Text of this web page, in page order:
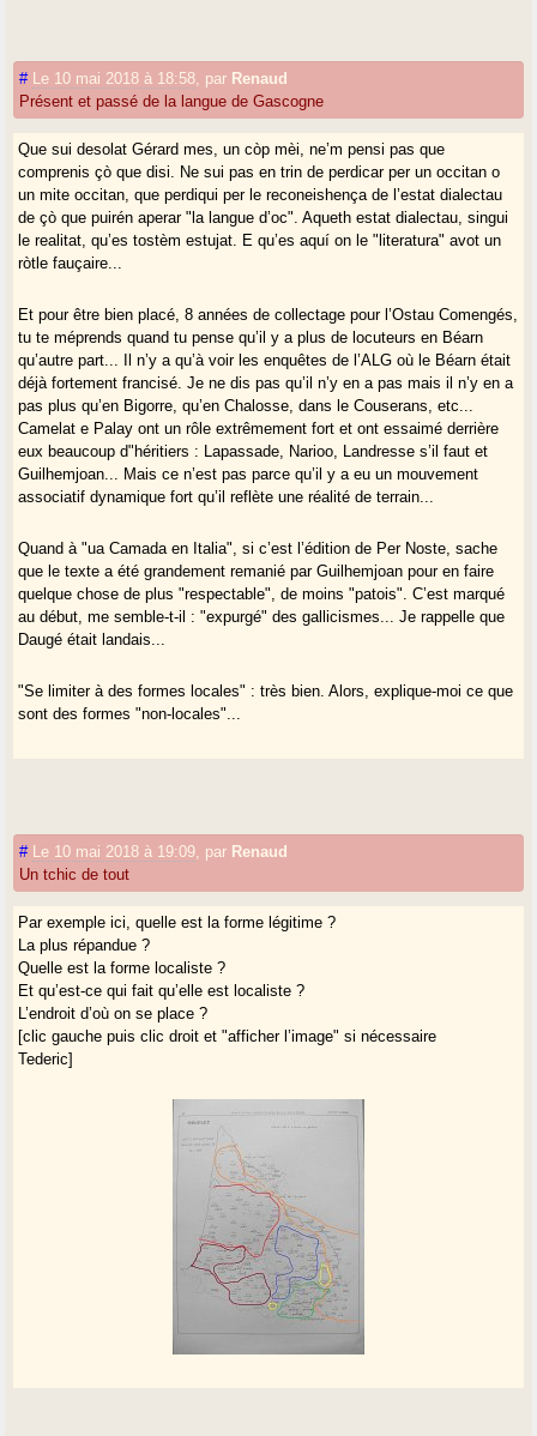
les langues latines.Et si ce continnuum horizontal commence bien vers
Bayonne (à l’ouest, c’est l’océan !) il se poursuit bien au-delà de Nice,
l’Italie du Nord jusqu’aux escarpements vénitiens orientaux où
commencent les parlers slaves (slovène et croate).Là on touche une
vraie et solide frontière , un haut mur linguistique.Idem du sud au nord
(pourquoi cette obsession de la ligne horizontale « dis Aups aus
Pireneus » sinon pour conforter le mythe occitan ?). D’Elche en Pays
valencien au sud, jusqu’à la limite des pays flamands vers Hazebrouck,
transition que l’on sait entre parlers d’oc et d’oil.Mais voila, ces
continuités naturelles (recouvertes de plus en plus par les langues
d’Etats) sont quand même barrées ici et là de faisceaux serrés
d’isogloses têtues qui délimitent des langues ; et celles qui
s’accumulent le long des vallées de la Garonne et de l’Ariège séparent
la langue gasconne des autres.Le coup du continuum horizontal
« occitan » nous conduirait forcément à accepter l’émergence d’un
occitan standard supposé tout résoudre le jour où les parlers naturels
auront disparu.Or nous sommes nombreux en Gascogne à ne pas en
dangereusement.C’est que l’identité gasconne existe bien ,articulée
avec d’autres identités (basco-navarraise , voire aragonaise) n’ayant
guère à voir avec l’axe Bayonne-Nice et cela pas seulement en matière
linguistique . Voila plus de quinze ans que gasconha.com s’efforce de
le montrer de toutes les manières possibles.Pas pour en faire une
combattre sa négation et sa dilution.
# Le 10 mai 2018 à 18:58 par Renaud
Présent et passé de la langue de Gascogne
Que sui desolat Gérard mes, un còp mèi, ne’m pensi pas que
comprenis çò que disi. Ne sui pas en trin de perdicar per un occitan o
un mite occitan, que perdiqui per le reconeishença de l’estat dialectau
de çò que puirén aperar "la langue d’oc". Aqueth estat dialectau, singui
le realitat, qu’es tostèm estujat. E qu’es aquí on le "literatura" avot un
ròtle fauçaire...
Et pour être bien placé, 8 années de collectage pour l’Ostau Comengés,
tu te méprends quand tu pense qu’il y a plus de locuteurs en Béarn
qu’autre part... Il n’y a qu’à voir les enquêtes de l’ALG où le Béarn était
déjà fortement francisé. Je ne dis pas qu’il n’y en a pas mais il n’y en a
pas plus qu’en Bigorre, qu’en Chalosse, dans le Couserans, etc...
Camelat e Palay ont un rôle extrêmement fort et ont essaimé derrière
eux beaucoup d"héritiers : Lapassade, Narioo, Landresse s’il faut et
Guilhemjoan... Mais ce n’est pas parce qu’il y a eu un mouvement
associatif dynamique fort qu’il reflète une réalité de terrain...
Quand à "ua Camada en Italia", si c’est l’édition de Per Noste, sache
que le texte a été grandement remanié par Guilhemjoan pour en faire
quelque chose de plus "respectable", de moins "patois". C’est marqué
au début, me semble-t-il : "expurgé" des gallicismes... Je rappelle que
Daugé était landais...
"Se limiter à des formes locales" : très bien. Alors, explique-moi ce que
sont des formes "non-locales"...
# Le 10 mai 2018 à 19:09 par Renaud
Un tchic de tout
Par exemple ici, quelle est la forme légitime ?
La plus répandue ?
Quelle est la forme localiste ?
Et qu’est-ce qui fait qu’elle est localiste ?
L’endroit d’où on se place ?
[clic gauche puis clic droit et "afficher l’image" si nécessaire
Tederic]